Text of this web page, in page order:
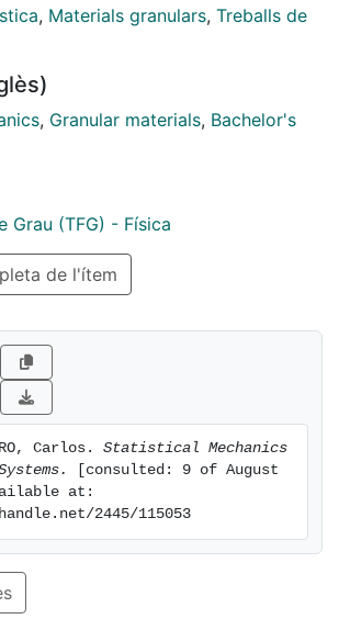
such problems is proposed.
the possibility of using the above
is given on this topic.
, Materials granulars, Treballs de
, Granular materials, Bachelor's
Grau (TFG) - Física
de l'ítem
Carlos. Statistical Mechanics
[consulted: 9 of August
at:
2445/115053